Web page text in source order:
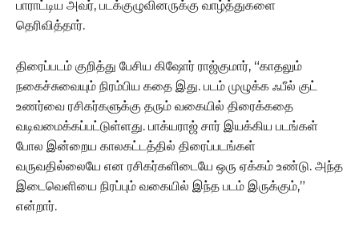
பாராட்டிய அவர், படக்குழுவினருக்கு வாழ்த்துகளை
தெரிவித்தார்.
திரைப்படம் குறித்து பேசிய கிஷோர் ராஜ்குமார், “காதலும்
நகைச்சுவையும் நிரம்பிய‌ கதை இது. படம் முழுக்க ஃபீல் குட்
உணர்வை ரசிகர்களுக்கு தரும் வகையில் திரைக்கதை
வடிவமைக்கப்பட்டுள்ளது. பாக்யராஜ் சார் இயக்கிய படங்கள்
போல இன்றைய காலகட்டத்தில் திரைப்படங்கள்
வருவதில்லையே என ரசிகர்களிடையே ஒரு ஏக்கம் உண்டு. அந்த
இடைவெளியை நிரப்பும் வகையில் இந்த படம் இருக்கும்,”
என்றார்.